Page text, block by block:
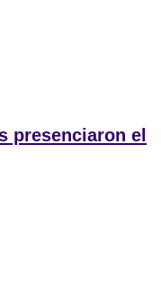
presenciaron el